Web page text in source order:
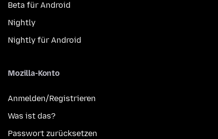
Beta für Android
Nightly
Nightly für Android
Mozilla-Konto
Anmelden/Registrieren
Was ist das?
Passwort zurücksetzen